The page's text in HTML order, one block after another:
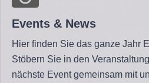
Events & News
Hier finden Sie das ganze Jahr
Stöbern Sie in den
nächste Event gemeinsam mit